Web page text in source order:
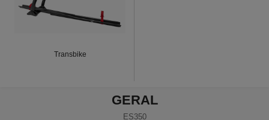
Transbike
GERAL
ES350